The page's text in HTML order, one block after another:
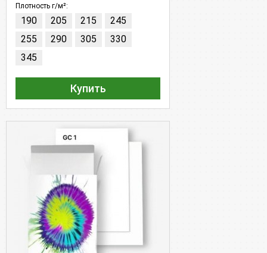
Плотность г/м²:
190 205 215
245
255
290 305
330
345
Купить